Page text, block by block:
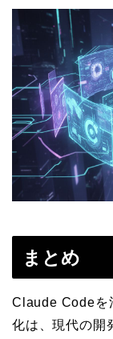
まとめ
Claude Codeを
化は、現代の開